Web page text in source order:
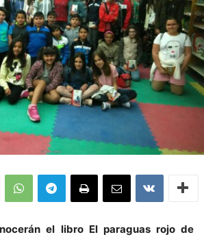
el libro El paraguas rojo de